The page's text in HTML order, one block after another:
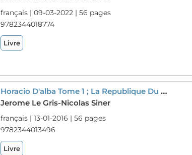
français | 09-03-2022 | 56 pages
9782344018774
Livre
Horacio D'alba Tome 1 ; La Republique Du Point D'honneur
Jerome Le Gris-Nicolas Siner
français | 13-01-2016 | 56 pages
9782344013496
Livre